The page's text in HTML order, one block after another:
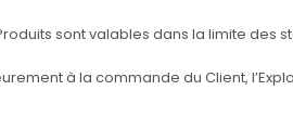
sont valables dans la limite des
à la commande du Client,